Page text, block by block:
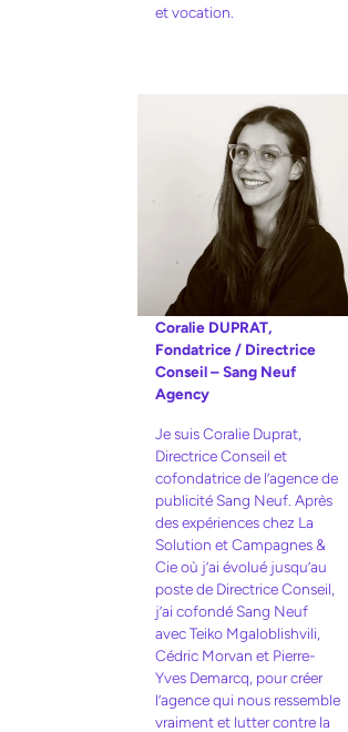
et vocation.
Coralie DUPRAT,
Fondatrice / Directrice
Conseil – Sang Neuf
Agency
Je suis Coralie Duprat,
Directrice Conseil et
cofondatrice de l’agence de
publicité Sang Neuf. Après
des expériences chez La
Solution et Campagnes &
Cie où j’ai évolué jusqu’au
poste de Directrice Conseil,
j’ai cofondé Sang Neuf
avec Teiko Mgaloblishvili,
Cédric Morvan et Pierre-
Yves Demarcq, pour créer
l’agence qui nous ressemble
vraiment et lutter contre la